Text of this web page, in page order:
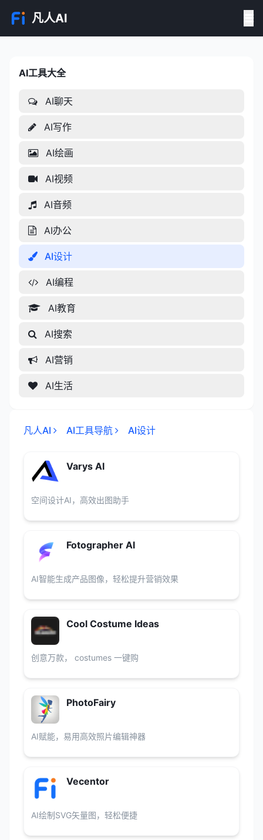
凡人AI
AI工具大全
AI工具大全
AI聊天
AI写作
AI绘画
AI视频
AI音频
AI办公
AI设计
AI编程
AI教育
AI搜索
AI营销
AI生活
凡人AI AI工具导航 AI设计
Varys AI
空间设计AI，高效出图助手
Fotographer AI
AI智能生成产品图像，轻松提升营销效果
Cool Costume Ideas
创意万款， costumes 一键购
PhotoFairy
AI赋能，易用高效照片编辑神器
Vecentor
AI绘制SVG矢量图，轻松便捷